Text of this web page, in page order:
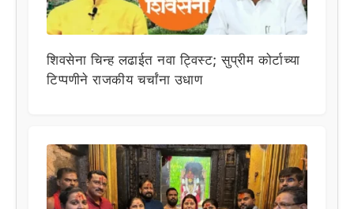
शिवसेना चिन्ह लढाईत नवा ट्विस्ट; सुप्रीम कोर्टाच्या
टिप्पणीने राजकीय चर्चांना उधाण